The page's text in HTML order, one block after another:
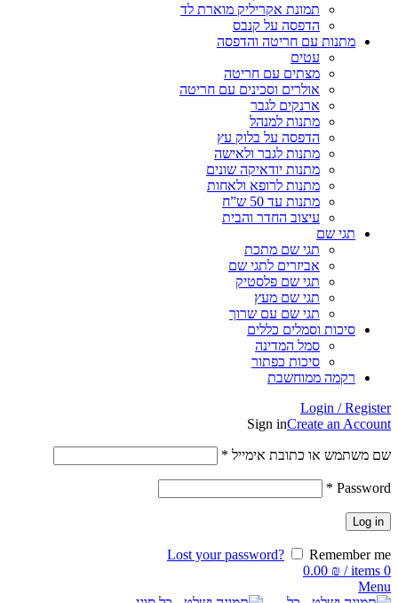
תמונת אקריליק מוארת לד
הדפסה על קנבס
מתנות עם חריטה והדפסה
עטים
מצתים עם חריטה
אולרים וסכינים עם חריטה
ארנקים לגבר
מתנות למנהל
הדפסה על בלוק עץ
מתנות לגבר ולאישה
מתנות יודאיקה שונים
מתנות לרופא ולאחות
מתנות עד 50 ש”ח
עיצוב החדר והבית
תגי שם
תגי שם מתכת
אביזרים לתגי שם
תגי שם פלסטיק
תגי שם מעץ
תגי שם עם שרוך
סיכות וסמלים כללים
סמל המדינה
סיכות כפתור
רקמה ממוחשבת
Login / Register
Sign inCreate an Account
שם משתמש או כתובת אימייל *
Password
*
Log in
Lost your password?
Remember me
0
items
/
0.00 ₪
Menu